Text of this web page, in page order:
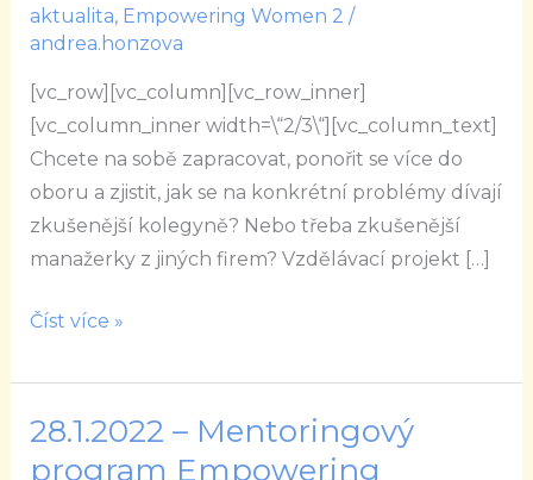
aktualita, Empowering Women 2 /
andrea.honzova
[vc_row][vc_column][vc_row_inner]
[vc_column_inner width=\“2/3\“][vc_column_text]
Chcete na sobě zapracovat, ponořit se více do
oboru a zjistit, jak se na konkrétní problémy dívají
zkušenější kolegyně? Nebo třeba zkušenější
manažerky z jiných firem? Vzdělávací projekt […]
ženy
z
firem
už
počtvrté.
Nechte
se
zlákat
Číst více »
28.1.2022 – Mentoringový
program Empowering
28.1.2022
–